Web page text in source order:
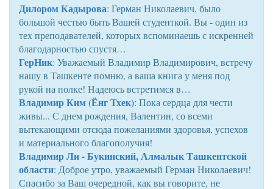
Дилором Кадырова: Герман Николаевич, было
большой честью быть Вашей студенткой. Вы - один из
тех преподавателей, которых вспоминаешь с искренней
благодарностью спустя…
ГерНик: Уважаемый Владимир Владимирович, встречу
нашу в Ташкенте помню, а ваша книга у меня под
рукой на полке! Надеюсь встретимся в…
Владимир Ким (Ёнг Тхек): Пока сердца для чести
живы... С днем рождения, Валентин, со всеми
вытекающими отсюда пожеланиями здоровья, успехов
и материального благополучия!
Владимир Ли - Букинский, Алмалык Ташкентской
области: Доброе утро, уважаемый Герман Николаевич!
Спасибо за Ваш очередной, как вы говорите, не